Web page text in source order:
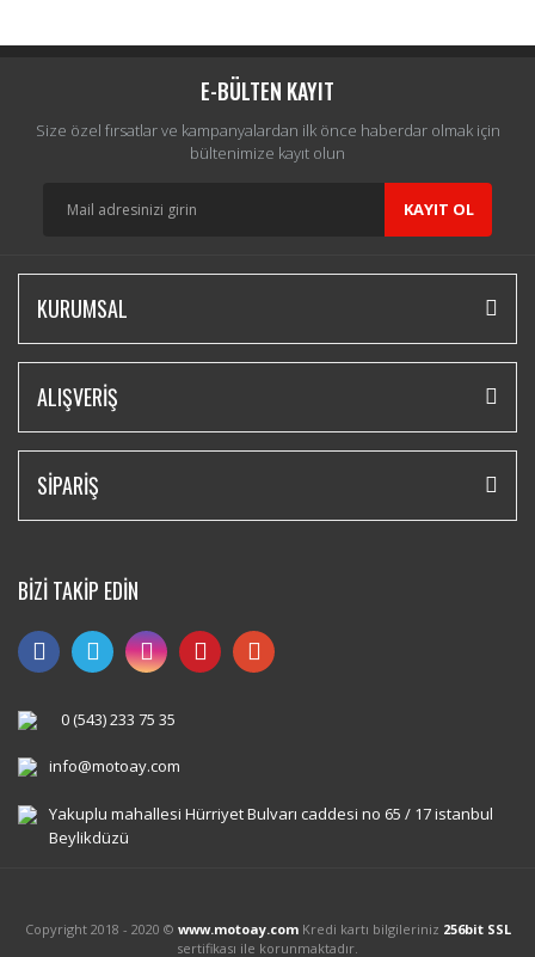
E-BÜLTEN KAYIT
Size özel fırsatlar ve kampanyalardan ilk önce haberdar olmak için
bültenimize kayıt olun
KAYIT OL
KURUMSAL
ALIŞVERİŞ
SİPARİŞ
BİZİ TAKİP EDİN
0 (543) 233 75 35
info@motoay.com
Yakuplu mahallesi Hürriyet Bulvarı caddesi no 65 / 17 istanbul
Beylikdüzü
Copyright 2018 - 2020 © www.motoay.comKredi kartı bilgileriniz 256bit SSL
sertifikası ile korunmaktadır.